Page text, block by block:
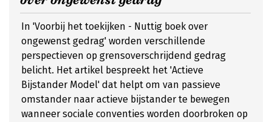
In 'Voorbij het toekijken - Nuttig boek over
ongewenst gedrag' worden verschillende
perspectieven op grensoverschrijdend gedrag
belicht. Het artikel bespreekt het 'Actieve
Bijstander Model' dat helpt om van passieve
omstander naar actieve bijstander te bewegen
wanneer sociale conventies worden doorbroken op